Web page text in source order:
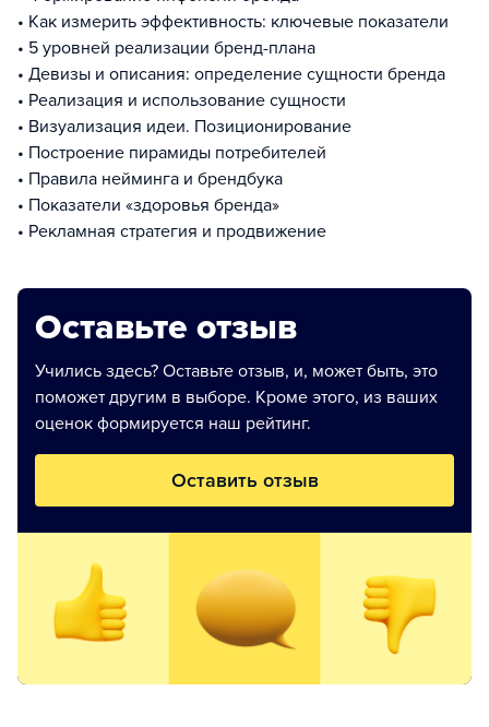
• Как измерить эффективность: ключевые показатели
• 5 уровней реализации бренд-плана
• Девизы и описания: определение сущности бренда
• Реализация и использование сущности
• Визуализация идеи. Позиционирование
• Построение пирамиды потребителей
• Правила нейминга и брендбука
• Показатели «здоровья бренда»
• Рекламная стратегия и продвижение
Оставьте отзыв
Учились здесь? Оставьте отзыв, и, может быть, это
поможет другим в выборе. Кроме этого, из ваших
оценок формируется наш рейтинг.
Оставить отзыв